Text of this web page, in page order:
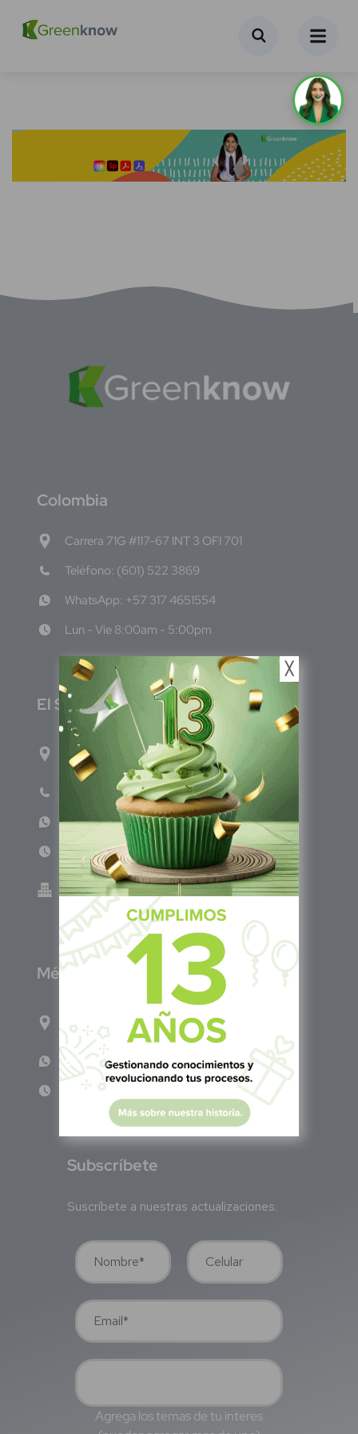
Colombia
Carrera 71G #117-67 INT 3 OFI 701
Teléfono: (601) 522 3869
WhatsApp: +57 317 4651554
Lun - Vie 8:00am - 5:00pm
El Salvador
1ro Cll Pte, y 61 Av Nte, #3206, Local 9, San
Salvador Centro
Teléfono: +503 6986 1402
WhatsApp: +503 7687 3923
Lun - Vie 8:00am - 5:00pm
Green Know S.A de C.V - El Salvador 0614-
220118-102-0
México
Calle Pitágoras 234, Col. Narvarte Poniente,
Alcaldía Benito Juárez, C.P. 03020, CDMX
WhatsApp: +52 1 331 407 6342
Lun - Vie 8:00 am - 5:00 pm
Subscríbete
Suscríbete a nuestras actualizaciones.
Agrega los temas de tu interes
╳